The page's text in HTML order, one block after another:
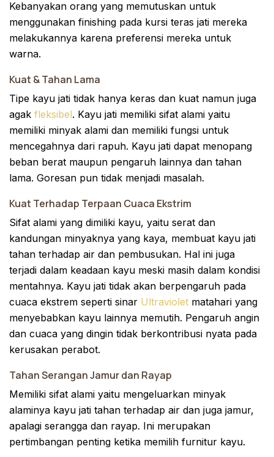
Kebanyakan orang yang memutuskan untuk
menggunakan finishing pada kursi teras jati mereka
melakukannya karena preferensi mereka untuk
warna.
Kuat & Tahan Lama
Tipe kayu jati tidak hanya keras dan kuat namun juga
agak fleksibel. Kayu jati memiliki sifat alami yaitu
memiliki minyak alami dan memiliki fungsi untuk
mencegahnya dari rapuh. Kayu jati dapat menopang
beban berat maupun pengaruh lainnya dan tahan
lama. Goresan pun tidak menjadi masalah.
Kuat Terhadap Terpaan Cuaca Ekstrim
Sifat alami yang dimiliki kayu, yaitu serat dan
kandungan minyaknya yang kaya, membuat kayu jati
tahan terhadap air dan pembusukan. Hal ini juga
terjadi dalam keadaan kayu meski masih dalam kondisi
mentahnya. Kayu jati tidak akan berpengaruh pada
cuaca ekstrem seperti sinar Ultraviolet matahari yang
menyebabkan kayu lainnya memutih. Pengaruh angin
dan cuaca yang dingin tidak berkontribusi nyata pada
kerusakan perabot.
Tahan Serangan Jamur dan Rayap
Memiliki sifat alami yaitu mengeluarkan minyak
alaminya kayu jati tahan terhadap air dan juga jamur,
apalagi serangga dan rayap. Ini merupakan
pertimbangan penting ketika memilih furnitur kayu.